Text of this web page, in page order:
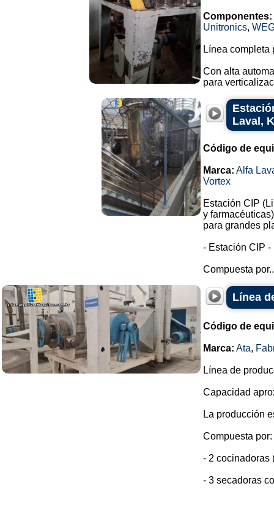
Componentes:
Unitronics,
Línea completa
Con alta
para
Laval,
Código de
Marca: Alfa
Vortex
Estación CIP
y
para grandes
- Estación CIP -
Compuesta
Línea
Código de
Marca: Ata,
Línea de
Capacidad
La producción
Compuesta por:
- 2 cocinadoras
- 3 secadoras